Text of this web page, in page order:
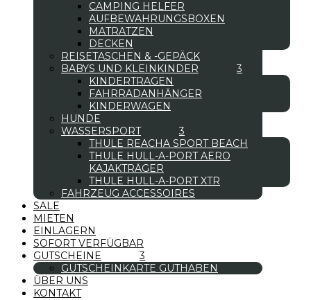
CAMPING HELFER
AUFBEWAHRUNGSBOXEN
MATRATZEN
DECKEN
REISETASCHEN & -GEPÄCK
BABYS UND KLEINKINDER
KINDERTRAGEN
FAHRRADANHÄNGER
KINDERWAGEN
HUNDE
WASSERSPORT
THULE REACHA SPORT BEACH
THULE HULL-A-PORT AERO
KAJAKTRÄGER
THULE HULL-A-PORT XTR
FAHRZEUG ACCESSOIRES
SALE
MIETEN
EINLAGERN
SOFORT VERFÜGBAR
GUTSCHEINE
GUTSCHEINKARTE GUTHABEN
ÜBER UNS
KONTAKT